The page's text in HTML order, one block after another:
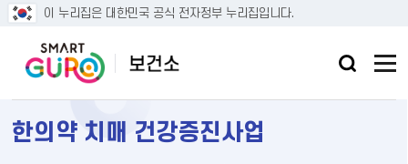
이 누리집은 대한민국 공식 전자정부 누리집입니다.
본문 바로가기
한의약 치매 건강증진사업